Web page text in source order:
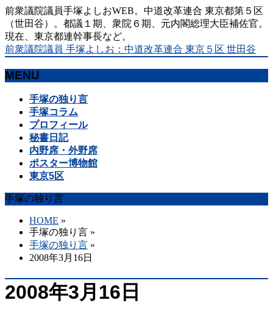
前衆議院議員手塚よしおWEB。中道改革連合 東京都第５区
（世田谷）。都議１期、衆院６期、元内閣総理大臣補佐官。
現在、東京都連幹事長など。
前衆議院議員 手塚よしお：中道改革連合 東京５区 世田谷
MENU
手塚の独り言
手塚コラム
プロフィール
秘書日記
内野席・外野席
ポスター博物館
東京5区
手塚の独り言
HOME »
手塚の独り言 »
手塚の独り言 »
2008年3月16日
2008年3月16日